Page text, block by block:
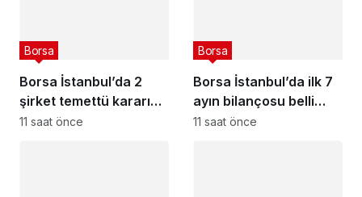
Borsa İstanbul’da 2
şirket temettü kararını
açıkladı – 6 Ağustos
Borsa
11 saat önce
Borsa İstanbul’da ilk 7
ayın bilançosu belli
oldu
Borsa
11 saat önce